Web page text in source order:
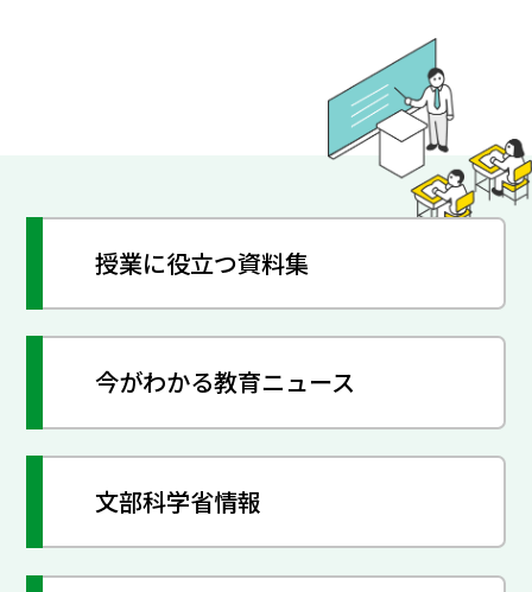
授業に役立つ資料集
今がわかる教育ニュース
文部科学省情報